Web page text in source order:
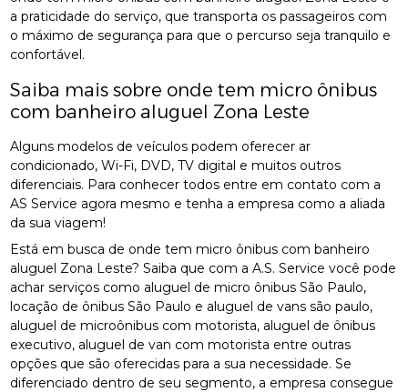
a praticidade do serviço, que transporta os passageiros com
o máximo de segurança para que o percurso seja tranquilo e
confortável.
Saiba mais sobre onde tem micro ônibus
com banheiro aluguel Zona Leste
Alguns modelos de veículos podem oferecer ar
condicionado, Wi-Fi, DVD, TV digital e muitos outros
diferenciais. Para conhecer todos entre em contato com a
AS Service agora mesmo e tenha a empresa como a aliada
da sua viagem!
Está em busca de onde tem micro ônibus com banheiro
aluguel Zona Leste? Saiba que com a A.S. Service você pode
achar serviços como aluguel de micro ônibus São Paulo,
locação de ônibus São Paulo e aluguel de vans são paulo,
aluguel de microônibus com motorista, aluguel de ônibus
executivo, aluguel de van com motorista entre outras
opções que são oferecidas para a sua necessidade. Se
diferenciado dentro de seu segmento, a empresa consegue